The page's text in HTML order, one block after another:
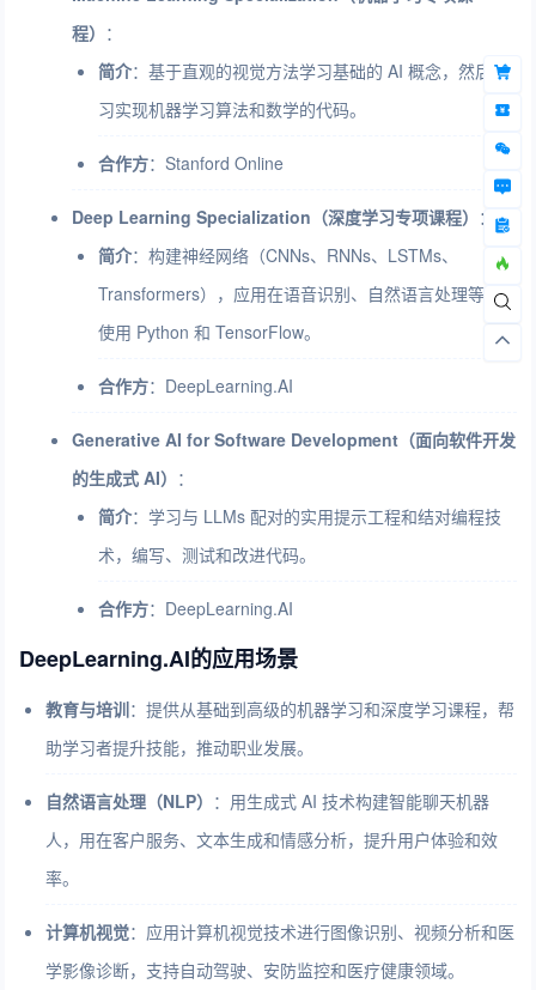
程） ：
简介：基于直观的视觉方法学习基础的 AI 概念，然后学
习实现机器学习算法和数学的代码。
合作方：Stanford Online
Deep Learning Specialization（深度学习专项课程） ：
简介：构建神经网络（CNNs、RNNs、LSTMs、
Transformers），应用在语音识别、自然语言处理等，
使用 Python 和 TensorFlow。
合作方：DeepLearning.AI
Generative AI for Software Development（面向软件开发
的生成式 AI） ：
简介：学习与 LLMs 配对的实用提示工程和结对编程技
术，编写、测试和改进代码。
合作方：DeepLearning.AI
DeepLearning.AI的应用场景
教育与培训：提供从基础到高级的机器学习和深度学习课程，帮
助学习者提升技能，推动职业发展。
自然语言处理（NLP） ：用生成式 AI 技术构建智能聊天机器
人，用在客户服务、文本生成和情感分析，提升用户体验和效
率。
计算机视觉：应用计算机视觉技术进行图像识别、视频分析和医
学影像诊断，支持自动驾驶、安防监控和医疗健康领域。